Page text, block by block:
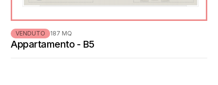
VENDUTO 187 MQ
Appartamento - B5